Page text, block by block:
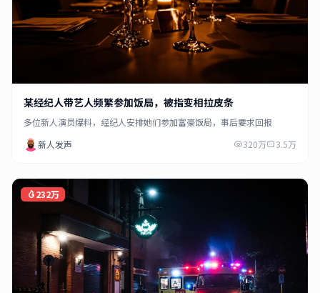
某经纪人带艺人频繁参加饭局，被指变相拉皮条
多位新人演员爆料，经纪人安排她们参加富豪饭局，事后要求回报
新人发声
320万 3.5万
232万